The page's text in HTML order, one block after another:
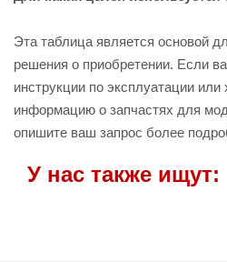
Эта таблица является основой
решения о приобретении. Если
инструкции по эксплуатации или
информацию о запчастях для
опишите ваш запрос более
У нас также ищут: